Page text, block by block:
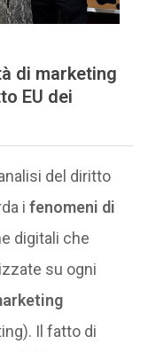
di marketing
EU dei
del diritto
i fenomeni di
digitali che
su ogni
Il fatto di